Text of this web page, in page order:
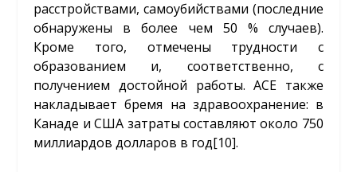
расстройствами, самоубийствами (последние
обнаружены в более чем 50 % случаев).
Кроме того, отмечены трудности с
образованием и, соответственно, с
получением достойной работы. ACE также
накладывает бремя на здравоохранение: в
Канаде и США затраты составляют около 750
миллиардов долларов в год[10].